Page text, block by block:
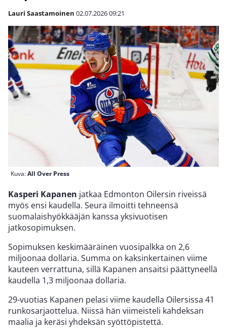
Lauri Saastamoinen 02.07.202609:21
Kuva:All Over Press
Kasperi Kapanen jatkaa Edmonton Oilersin riveissä
myös ensi kaudella. Seura ilmoitti tehneensä
suomalaishyökkääjän kanssa yksivuotisen
jatkosopimuksen.
Sopimuksen keskimääräinen vuosipalkka on 2,6
miljoonaa dollaria. Summa on kaksinkertainen viime
kauteen verrattuna, sillä Kapanen ansaitsi päättyneellä
kaudella 1,3 miljoonaa dollaria.
29-vuotias Kapanen pelasi viime kaudella Oilersissa 41
runkosarjaottelua. Niissä hän viimeisteli kahdeksan
maalia ja keräsi yhdeksän syöttöpistettä.